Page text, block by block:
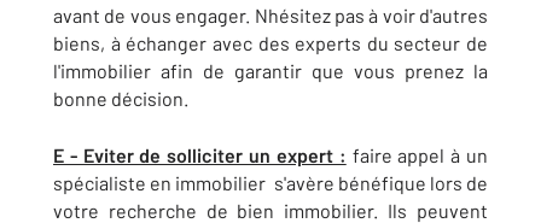
avant de vous engager. Nhésitez pas à voir d'autres
biens, à échanger avec des experts du secteur de
l'immobilier afin de garantir que vous prenez la
bonne décision.
E - Eviter de solliciter un expert : faire appel à un
spécialiste en immobilier s'avère bénéfique lors de
votre recherche de bien immobilier. Ils peuvent